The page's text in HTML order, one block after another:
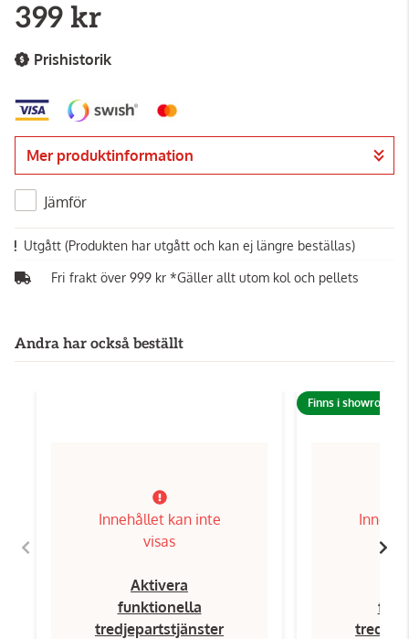
399 kr
Prishistorik
Mer produktinformation
Jämför
Utgått (Produkten har utgått och kan ej längre beställas)
Fri frakt över 999 kr *Gäller allt utom kol och pellets
Andra har också beställt
Innehållet kan inte
visas
Aktivera
funktionella
tredjepartstjänster
Finns i showroom!